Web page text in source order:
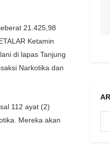
21.425,98
Ketamin
di lapas Tanjung
Narkotika dan
112 ayat (2)
Mereka akan